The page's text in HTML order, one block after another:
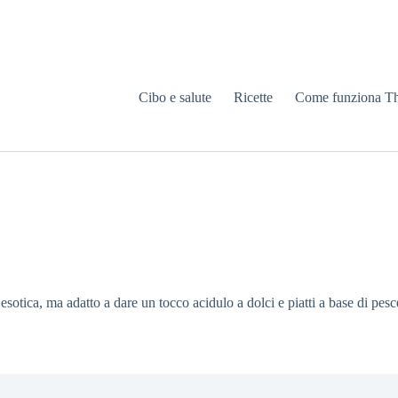
Cibo e salute Ricette Come funziona
ma adatto a dare un tocco acidulo a dolci e piatti a base di